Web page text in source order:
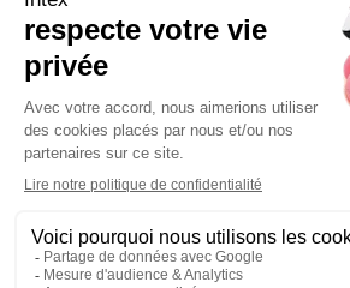
email la date de
livraison de votre colis
et un lien de
reprogrammation en
cas d'imprévu. Vous
pouvez reprogrammer
ou rediriger votre
livraison : à une autre
date, à une autre
voisin, en lieu sûr, en
point relais ou agence
DPD.
Suivi
de